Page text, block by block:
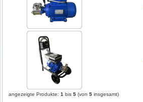
angezeigte Produkte: 1 bis 5 (von 5 insgesamt)